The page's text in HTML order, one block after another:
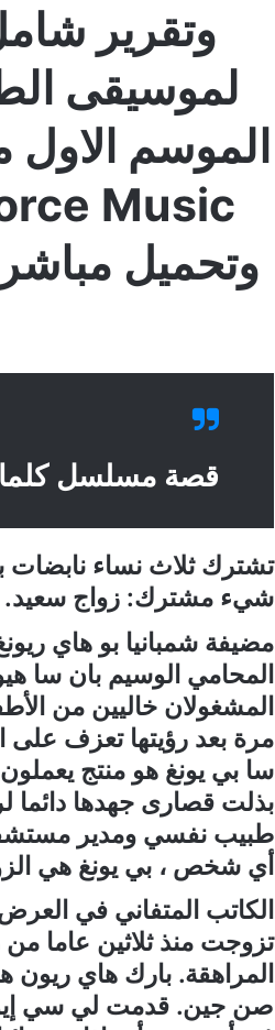
وتقرير
قصة مسلسل
تشترك ثلاث نساء نابضات
شيء مشترك: زواج سعيد.
مضيفة شمبانيا بو هاي
المحامي الوسيم بان سا
المشغولان خاليين من
مرة بعد رؤيتها تعزف على
سا بي يونغ هو منتج
بذلت قصارى جهدها دائما
طبيب نفسي ومدير
أي شخص ، بي يونغ هي
الكاتب المتفاني في
تزوجت منذ ثلاثين عاما
المراهقة. بارك هاي
صن جين. قدمت لي سي